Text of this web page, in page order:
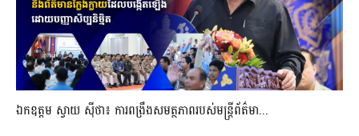
ឯកឧត្តម ស្វាយ ស៊ីថា៖ ការពង្រឹងសមត្ថភាពរបស់មន្ត្រីព័ត៌មា...